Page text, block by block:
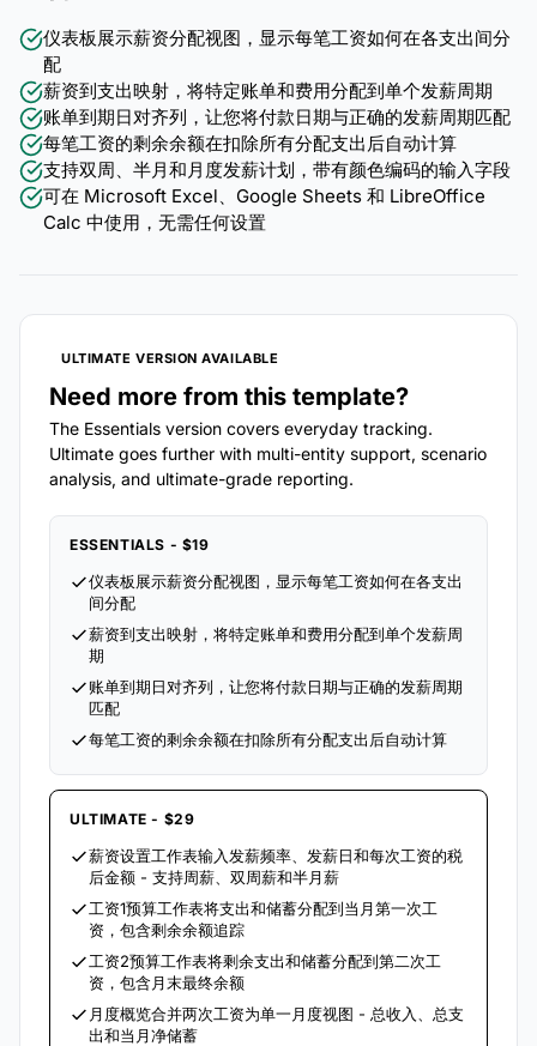
仪表板展示薪资分配视图，显示每笔工资如何在各支出间分
配
薪资到支出映射，将特定账单和费用分配到单个发薪周期
账单到期日对齐列，让您将付款日期与正确的发薪周期匹配
每笔工资的剩余余额在扣除所有分配支出后自动计算
支持双周、半月和月度发薪计划，带有颜色编码的输入字段
可在 Microsoft Excel、Google Sheets 和 LibreOffice
Calc 中使用，无需任何设置
ULTIMATE VERSION AVAILABLE
Need more from this template?
The Essentials version covers everyday tracking.
Ultimate goes further with multi-entity support, scenario
analysis, and ultimate-grade reporting.
ESSENTIALS - $19
仪表板展示薪资分配视图，显示每笔工资如何在各支出
间分配
薪资到支出映射，将特定账单和费用分配到单个发薪周
期
账单到期日对齐列，让您将付款日期与正确的发薪周期
匹配
每笔工资的剩余余额在扣除所有分配支出后自动计算
ULTIMATE - $29
薪资设置工作表输入发薪频率、发薪日和每次工资的税
后金额 - 支持周薪、双周薪和半月薪
工资1预算工作表将支出和储蓄分配到当月第一次工
资，包含剩余余额追踪
工资2预算工作表将剩余支出和储蓄分配到第二次工
资，包含月末最终余额
月度概览合并两次工资为单一月度视图 - 总收入、总支
出和当月净储蓄